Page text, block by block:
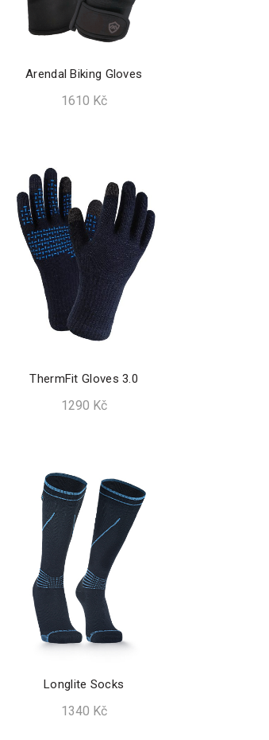
Arendal Biking Gloves
1610 Kč
ThermFit Gloves 3.0
1290 Kč
Longlite Socks
1340 Kč